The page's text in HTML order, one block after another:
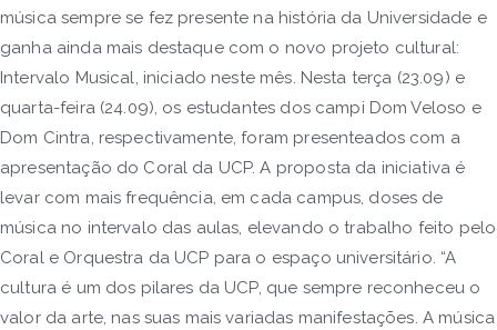
música sempre se fez presente na história da Universidade e
ganha ainda mais destaque com o novo projeto cultural:
Intervalo Musical, iniciado neste mês. Nesta terça (23.09) e
quarta-feira (24.09), os estudantes dos campi Dom Veloso e
Dom Cintra, respectivamente, foram presenteados com a
apresentação do Coral da UCP. A proposta da iniciativa é
levar com mais frequência, em cada campus, doses de
música no intervalo das aulas, elevando o trabalho feito pelo
Coral e Orquestra da UCP para o espaço universitário. “A
cultura é um dos pilares da UCP, que sempre reconheceu o
valor da arte, nas suas mais variadas manifestações. A música